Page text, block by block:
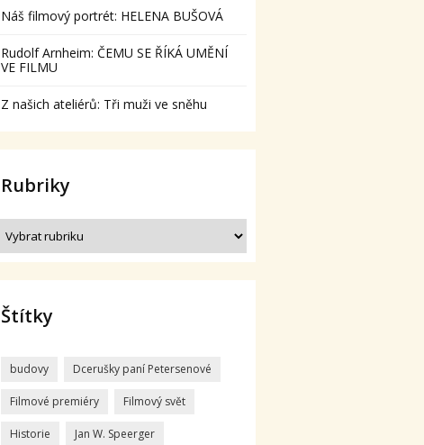
Náš filmový portrét: HELENA BUŠOVÁ
Rudolf Arnheim: ČEMU SE ŘÍKÁ UMĚNÍ
VE FILMU
Z našich ateliérů: Tři muži ve sněhu
Rubriky
Štítky
budovy Dcerušky paní Petersenové
Filmové premiéry Filmový svět
Historie Jan W. Speerger